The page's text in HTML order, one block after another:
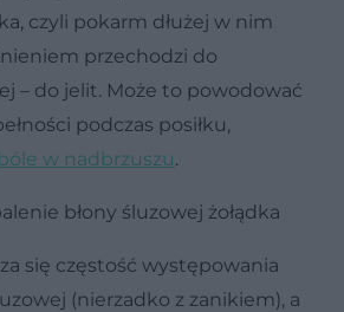
czyli pokarm dłużej w nim
przechodzi do
– do jelit. Może to powodować
podczas posiłku,
bóle w nadbrzuszu.
błony śluzowej żołądka
się częstość występowania
(nierzadko z zanikiem), a